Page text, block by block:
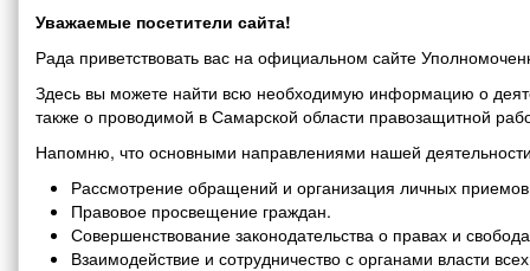
Уважаемые посетители сайта!
Рада приветствовать вас на официальном сайте
Здесь вы можете найти всю необходимую информацию о
также о проводимой в Самарской области правозащитной
Напомню, что основными направлениями нашей
Рассмотрение обращений и организация личных
Правовое просвещение граждан.
Совершенствование законодательства о правах и
Взаимодействие и сотрудничество с органами власти